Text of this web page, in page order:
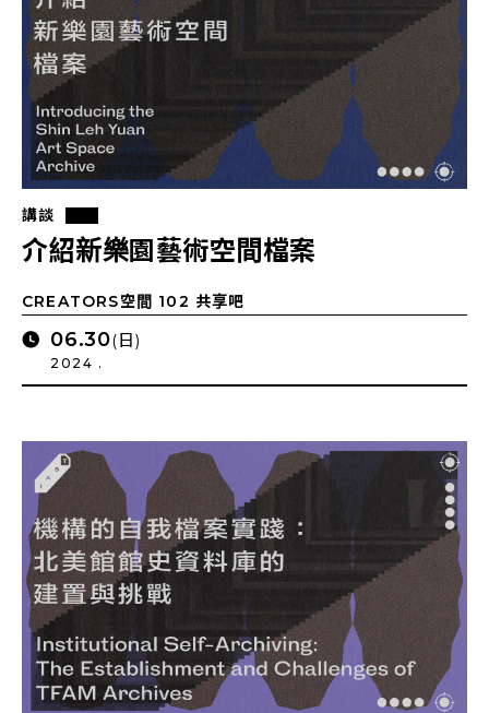
講談
介紹新樂園藝術空間檔案
CREATORS空間 102 共享吧
06.30(日)
2024 .